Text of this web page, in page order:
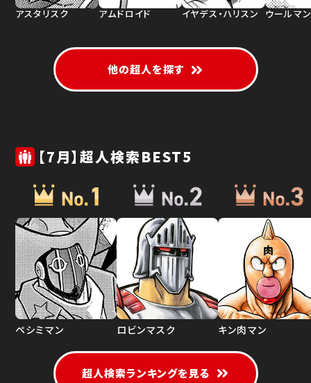
アスタリスク アムドロイド イヤデス・ハリスン ウールマン
他の超人を探す
【7月】超人検索BEST5
ペシミマン ロビンマスク キン肉マン
超人検索ランキングを見る